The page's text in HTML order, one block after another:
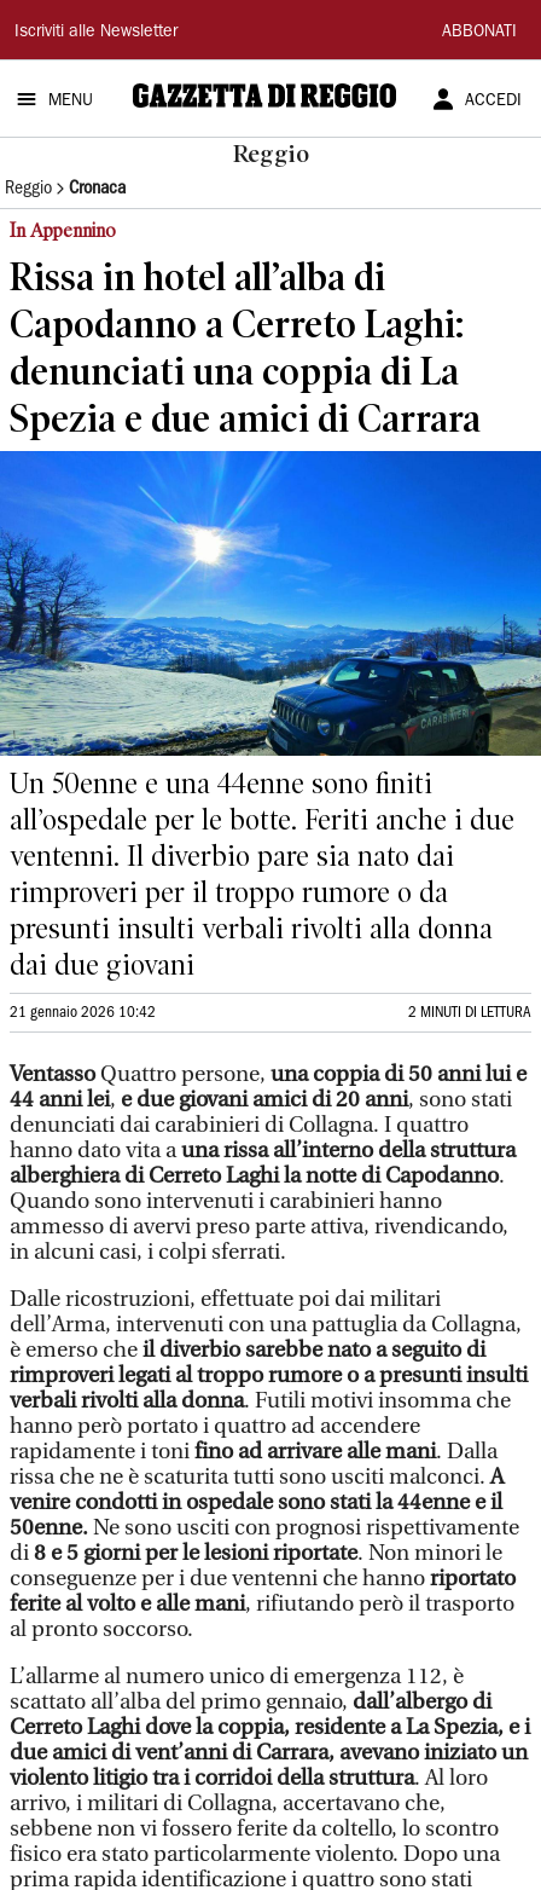
Gazzetta
di
Reggio
Iscriviti alle Newsletter ABBONATI
MENU ACCEDI
Reggio
Reggio Cronaca
In Appennino
Rissa in hotel all’alba di
Capodanno a Cerreto Laghi:
denunciati una coppia di La
Spezia e due amici di Carrara
Un 50enne e una 44enne sono finiti
all’ospedale per le botte. Feriti anche i due
ventenni. Il diverbio pare sia nato dai
rimproveri per il troppo rumore o da
presunti insulti verbali rivolti alla donna
dai due giovani
21 gennaio 2026 10:42 2 MINUTI DI LETTURA
VentassoQuattro persone, una coppia di 50 anni lui e
44 anni lei, e due giovani amici di 20 anni, sono stati
denunciati dai carabinieri di Collagna. I quattro
hanno dato vita auna rissa all’interno della struttura
alberghiera di Cerreto Laghi la notte di Capodanno.
Quando sono intervenuti i carabinieri hanno
ammesso di avervi preso parte attiva, rivendicando,
in alcuni casi, i colpi sferrati.
Dalle ricostruzioni, effettuate poi dai militari
dell’Arma, intervenuti con una pattuglia da Collagna,
è emerso cheil diverbio sarebbe nato a seguito di
rimproveri legati al troppo rumore o a presunti insulti
verbali rivolti alla donna. Futili motivi insomma che
hanno però portato i quattro ad accendere
rapidamente i tonifino ad arrivare alle mani. Dalla
rissa che ne è scaturita tutti sono usciti malconci.A
venire condotti in ospedale sono stati la 44enne e il
50enne.Ne sono usciti con prognosi rispettivamente
di8 e 5 giorni per le lesioni riportate. Non minori le
conseguenze per i due ventenni che hannoriportato
ferite al volto e alle mani, rifiutando però il trasporto
al pronto soccorso.
L’allarme al numero unico di emergenza 112, è
scattato all’alba del primo gennaio, dall’albergo di
Cerreto Laghi dove la coppia, residente a La Spezia, e i
due amici di vent’anni di Carrara, avevano iniziato un
violento litigio tra i corridoi della struttura. Al loro
arrivo, i militari di Collagna, accertavano che,
sebbene non vi fossero ferite da coltello, lo scontro
fisico era stato particolarmente violento. Dopo una
prima rapida identificazione i quattro sono stati